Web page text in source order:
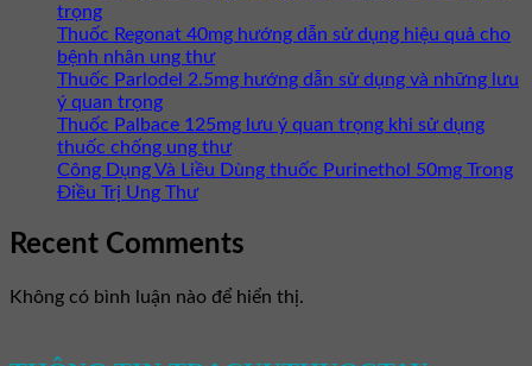
trọng
Thuốc Regonat 40mg hướng dẫn sử dụng hiệu quả cho
bệnh nhân ung thư
Thuốc Parlodel 2.5mg hướng dẫn sử dụng và những lưu
ý quan trọng
Thuốc Palbace 125mg lưu ý quan trọng khi sử dụng
thuốc chống ung thư
Công Dụng Và Liều Dùng thuốc Purinethol 50mg Trong
Điều Trị Ung Thư
Recent Comments
Không có bình luận nào để hiển thị.